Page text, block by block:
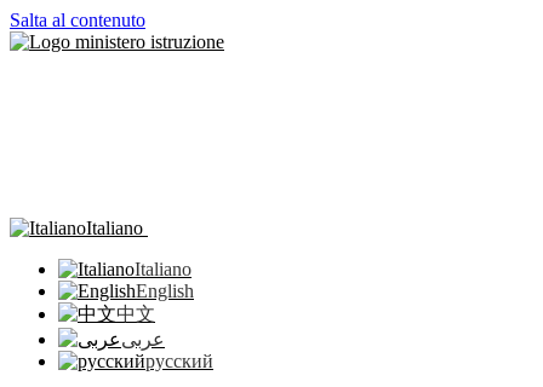
Salta al contenuto
Italiano
Italiano
English
中文
عربى
русский